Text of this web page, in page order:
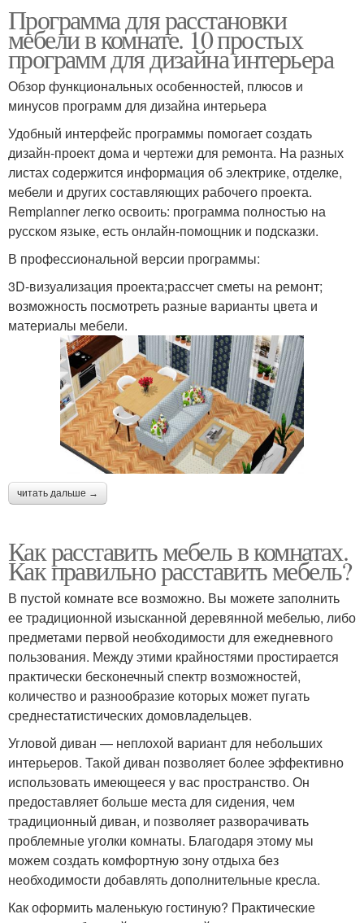
Программа для расстановки
мебели в комнате. 10 простых
программ для дизайна интерьера
Обзор функциональных особенностей, плюсов и
минусов программ для дизайна интерьера
Удобный интерфейс программы помогает создать
дизайн-проект дома и чертежи для ремонта. На разных
листах содержится информация об электрике, отделке,
мебели и других составляющих рабочего проекта.
Remplanner легко освоить: программа полностью на
русском языке, есть онлайн-помощник и подсказки.
В профессиональной версии программы:
3D-визуализация проекта;рассчет сметы на ремонт;
возможность посмотреть разные варианты цвета и
материалы мебели.
читать дальше →
Как расставить мебель в комнатах.
Как правильно расставить мебель?
В пустой комнате все возможно. Вы можете заполнить
ее традиционной изысканной деревянной мебелью, либо
предметами первой необходимости для ежедневного
пользования. Между этими крайностями простирается
практически бесконечный спектр возможностей,
количество и разнообразие которых может пугать
среднестатистических домовладельцев.
Угловой диван — неплохой вариант для небольших
интерьеров. Такой диван позволяет более эффективно
использовать имеющееся у вас пространство. Он
предоставляет больше места для сидения, чем
традиционный диван, и позволяет разворачивать
проблемные уголки комнаты. Благодаря этому мы
можем создать комфортную зону отдыха без
необходимости добавлять дополнительные кресла.
Как оформить маленькую гостиную? Практические